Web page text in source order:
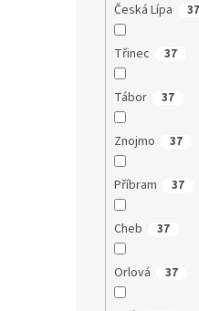
Česká Lípa 37
Třinec 37
Tábor 37
Znojmo 37
Příbram 37
Cheb 37
Orlová 37